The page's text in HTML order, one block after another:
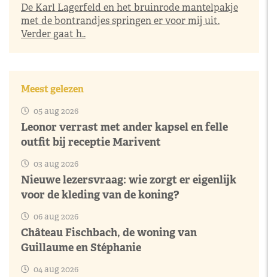
De Karl Lagerfeld en het bruinrode mantelpakje
met de bontrandjes springen er voor mij uit.
Verder gaat h..
Meest gelezen
05 aug 2026
Leonor verrast met ander kapsel en felle
outfit bij receptie Marivent
03 aug 2026
Nieuwe lezersvraag: wie zorgt er eigenlijk
voor de kleding van de koning?
06 aug 2026
Château Fischbach, de woning van
Guillaume en Stéphanie
04 aug 2026